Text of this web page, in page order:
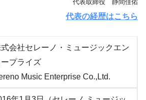
代表取締役 静間佳佑
代表の経歴はこちら
会社セレーノ・ミュージックエン
ープライズ
Music Enterprise Co.,Ltd.